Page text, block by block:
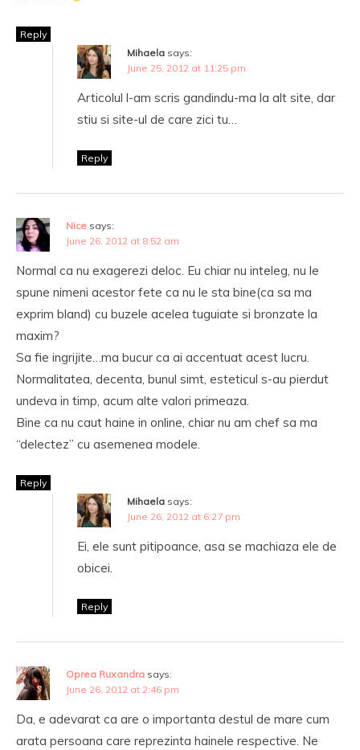
Reply
Mihaela says:
June 25, 2012 at 11:25 pm
Articolul l-am scris gandindu-ma la alt site, dar
stiu si site-ul de care zici tu…
Reply
Nice says:
June 26, 2012 at 8:52 am
Normal ca nu exagerezi deloc. Eu chiar nu inteleg, nu le
spune nimeni acestor fete ca nu le sta bine(ca sa ma
exprim bland) cu buzele acelea tuguiate si bronzate la
maxim?
Sa fie ingrijite…ma bucur ca ai accentuat acest lucru.
Normalitatea, decenta, bunul simt, esteticul s-au pierdut
undeva in timp, acum alte valori primeaza.
Bine ca nu caut haine in online, chiar nu am chef sa ma
“delectez” cu asemenea modele.
Reply
Mihaela says:
June 26, 2012 at 6:27 pm
Ei, ele sunt pitipoance, asa se machiaza ele de
obicei.
Reply
Oprea Ruxandra says:
June 26, 2012 at 2:46 pm
Da, e adevarat ca are o importanta destul de mare cum
arata persoana care reprezinta hainele respective. Ne